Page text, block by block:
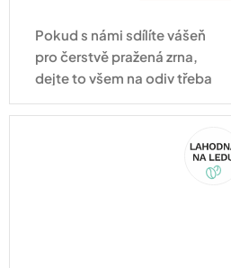
Pokud s námi sdílíte vášeň
pro čerstvě pražená zrna,
dejte to všem na odiv třeba
právě naší minimalistickou
samolepkou. Samolepka na